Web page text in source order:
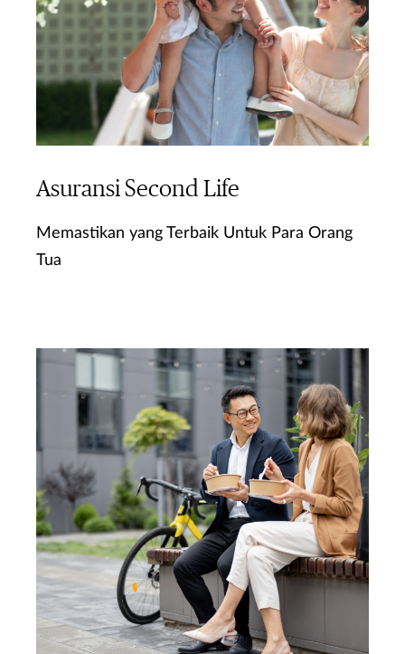
Asuransi Second Life
Memastikan yang Terbaik Untuk Para Orang
Tua